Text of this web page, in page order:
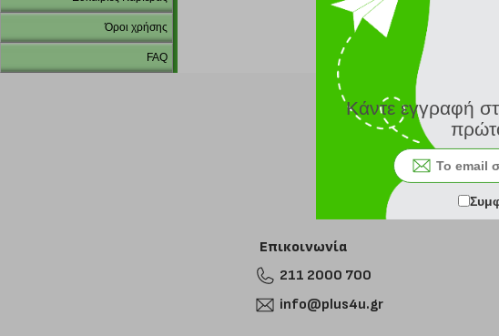
Όροι χρήσης
FAQ
Επικοινωνία
211 2000 700
info@plus4u.gr
Κάντε εγγραφή